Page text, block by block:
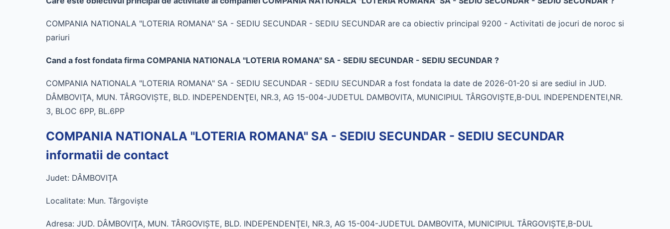
COMPANIA NATIONALA "LOTERIA ROMANA" SA - SEDIU SECUNDAR - SEDIU SECUNDAR are ca obiectiv principal 9200 - Activitati de jocuri de noroc si
pariuri
Cand a fost fondata firma COMPANIA NATIONALA "LOTERIA ROMANA" SA - SEDIU SECUNDAR - SEDIU SECUNDAR ?
COMPANIA NATIONALA "LOTERIA ROMANA" SA - SEDIU SECUNDAR - SEDIU SECUNDAR a fost fondata la date de 2026-01-20 si are sediul in JUD.
DÂMBOVIŢA, MUN. TÂRGOVIŞTE, BLD. INDEPENDENŢEI, NR.3, AG 15-004-JUDETUL DAMBOVITA, MUNICIPIUL TÂRGOVIŞTE,B-DUL INDEPENDENTEI,NR.
3, BLOC 6PP, BL.6PP
COMPANIA NATIONALA "LOTERIA ROMANA" SA - SEDIU SECUNDAR - SEDIU SECUNDAR
informatii de contact
Judet: DÂMBOVIŢA
Localitate: Mun. Târgovişte
Adresa: JUD. DÂMBOVIŢA, MUN. TÂRGOVIŞTE, BLD. INDEPENDENŢEI, NR.3, AG 15-004-JUDETUL DAMBOVITA, MUNICIPIUL TÂRGOVIŞTE,B-DUL